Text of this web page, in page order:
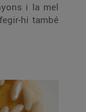
i la mel
hi també